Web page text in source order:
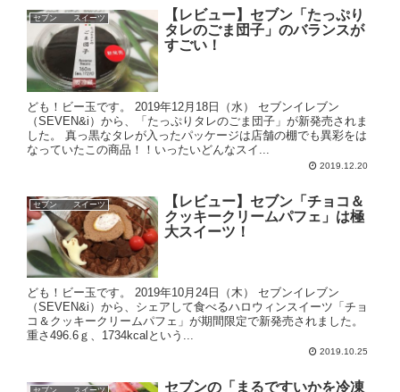
セブン スイーツ
【レビュー】セブン「たっぷり
タレのごま団子」のバランスが
すごい！
ども！ビー玉です。 2019年12月18日（水） セブンイレブン
（SEVEN&i）から、「たっぷりタレのごま団子」が新発売されま
した。 真っ黒なタレが入ったパッケージは店舗の棚でも異彩をは
なっていたこの商品！！いったいどんなスイ...
2019.12.20
セブン スイーツ
【レビュー】セブン「チョコ＆
クッキークリームパフェ」は極
大スイーツ！
ども！ビー玉です。 2019年10月24日（木） セブンイレブン
（SEVEN&i）から、シェアして食べるハロウィンスイーツ「チョ
コ＆クッキークリームパフェ」が期間限定で新発売されました。
重さ496.6ｇ、1734kcalという...
2019.10.25
セブンの「まるですいかを冷凍